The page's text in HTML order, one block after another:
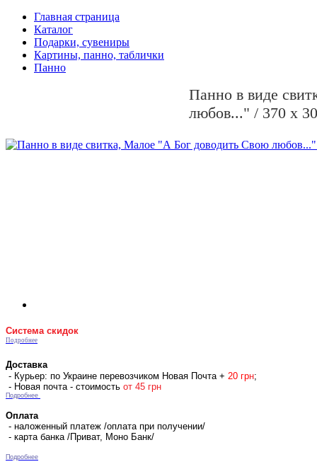
Главная страница
Каталог
Подарки, сувениры
Картины, панно, таблички
Панно
Панно в виде
любов..." / 370 х
Система скидок
Подробнее
Доставка
- Курьер: по Украине перевозчиком Новая Почта + 20 грн;
- Новая почта - стоимость от 45 грн
Подробнее
Оплата
- наложенный платеж /оплата при получении/
- карта банка /Приват, Моно Банк/
Подробнее